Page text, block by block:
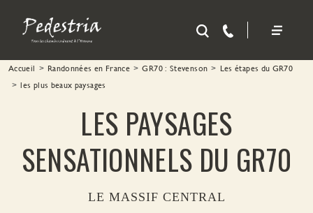
Accueil Randonnées en France GR70 : Stevenson
Les étapes du GR70
les plus beaux paysages
LES PAYSAGES
SENSATIONNELS DU GR70
LE MASSIF CENTRAL